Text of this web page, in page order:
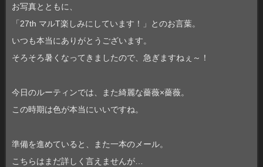
お写真とともに、
「27th マルT楽しみにしています！」とのお言葉。
いつも本当にありがとうございます。
そろそろ暑くなってきましたので、急ぎますねぇ～！
今日のルーティンでは、また綺麗な薔薇×薔薇。
この時期は色が本当にいいですね。
準備を進めていると、また一本のメール。
こちらはまだ詳しく言えませんが…